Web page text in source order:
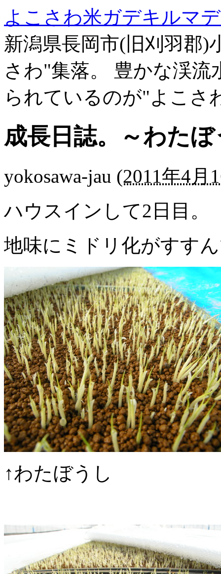
よこさわ米ガデキルマ
新潟県長岡市(旧刈羽郡
さわ"集落。 豊かな渓
られているのが"よこさ
成長日誌。～わた
yokosawa-jau (2011年4月
ハウスインして2日目。
地味にミドリ化がすす
↑わたぼうし